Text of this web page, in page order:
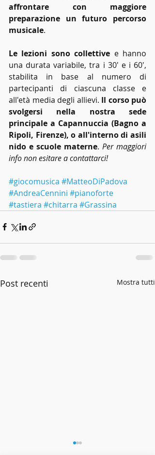
affrontare con maggiore
preparazione un futuro percorso
musicale.
Le lezioni sono collettive e hanno
una durata variabile, tra i 30' e i 60',
stabilita in base al numero di
partecipanti di ciascuna classe e
all'età media degli allievi. Il corso può
svolgersi nella nostra sede
principale a Capannuccia (Bagno a
Ripoli, Firenze), o all'interno di asili
nido e scuole materne. Per maggiori
info non esitare a contattarci!
#giocomusica #MatteoDiPadova
#AndreaCennini #pianoforte
#tastiera #chitarra #Grassina
Post recenti Mostra tutti